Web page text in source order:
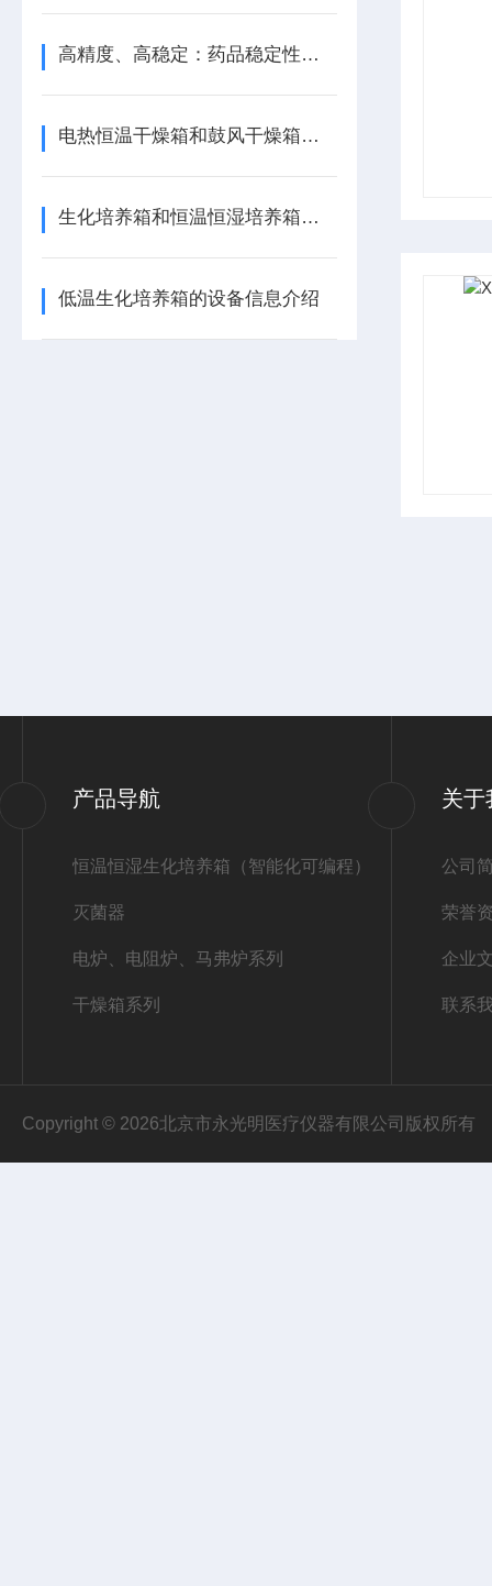
高精度、高稳定：药品稳定性试验箱助力药品质量提升
电热恒温干燥箱和鼓风干燥箱区别
生化培养箱和恒温恒湿培养箱的区别
低温生化培养箱的设备信息介绍
产品导航
恒温恒湿生化培养箱（智能化可编程）
灭菌器
电炉、电阻炉、马弗炉系列
干燥箱系列
关于
公司
荣誉
企业
联系
Copyright © 2026北京市永光明医疗仪器有限公司版权所有